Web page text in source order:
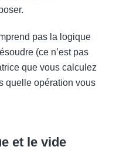
pas la logique
(ce n’est pas
que vous calculez
quelle opération vous
et le vide